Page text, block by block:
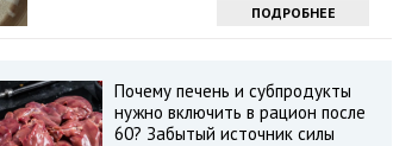
ПОДРОБНЕЕ
Почему печень и субпродукты
нужно включить в рацион после
60? Забытый источник силы